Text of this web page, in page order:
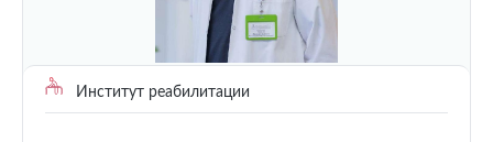
Институт реабилитации